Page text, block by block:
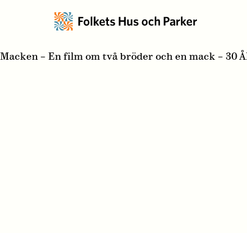
Macken – En film om två bröder och en mack – 30